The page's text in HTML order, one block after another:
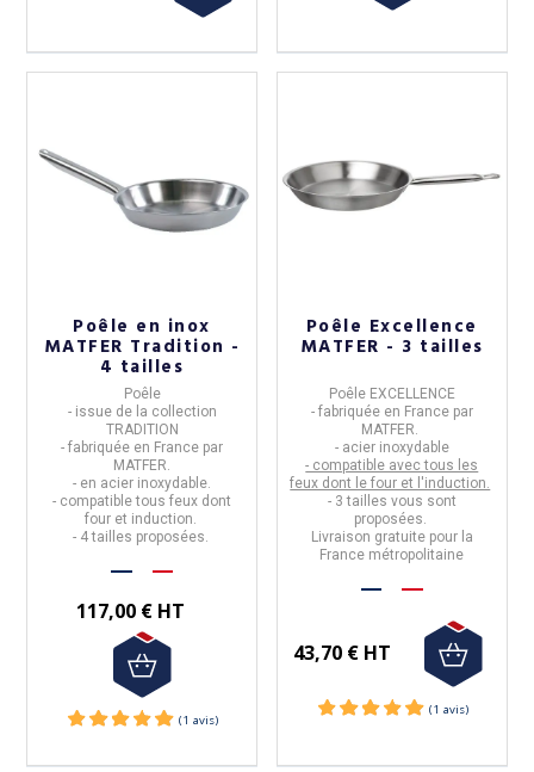
Poêle en inox
MATFER Tradition -
4 tailles
Poêle
- issue de la collection
TRADITION
- fabriquée en France par
MATFER.
- en acier inoxydable.
- compatible tous feux dont
four et induction.
- 4 tailles proposées.
117,00 € HT
Poêle Excellence
MATFER - 3 tailles
Poêle EXCELLENCE
- fabriquée en France par
MATFER.
- acier inoxydable
- compatible avec tous les
feux dont le four et l'induction.
- 3 tailles vous sont
proposées.
Livraison gratuite pour la
France métropolitaine
43,70 € HT